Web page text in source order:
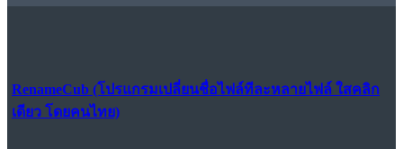
RenameCub (โปรแกรมเปลี่ยนชื่อไฟล์ทีละหลายไฟล์ ใสคลิก
เดียว โดยคนไทย)